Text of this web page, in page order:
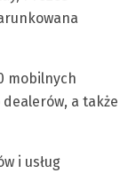
mobilnych
a także
i usług